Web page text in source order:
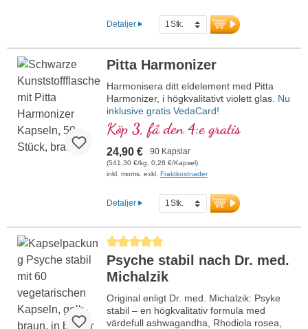
kvalitet. Utvecklad av läkare.
Detaljer
Pitta Harmonizer
Harmonisera ditt eldelement med Pitta
Harmonizer, i högkvalitativt violett glas. Nu
inklusive gratis VedaCard!
Köp 3, få den 4:e gratis
24,90 € 90 Kapslar
(541,30 €/kg, 0,28 €/Kapsel)
inkl. moms. exkl. Fraktkostnader
Detaljer
Genomsnittligt betyg på 5 av 5 stjärnor
Psyche stabil nach Dr. med.
Michalzik
Original enligt Dr. med. Michalzik: Psyke
stabil – en högkvalitativ formula med
värdefull ashwagandha, Rhodiola rosea,